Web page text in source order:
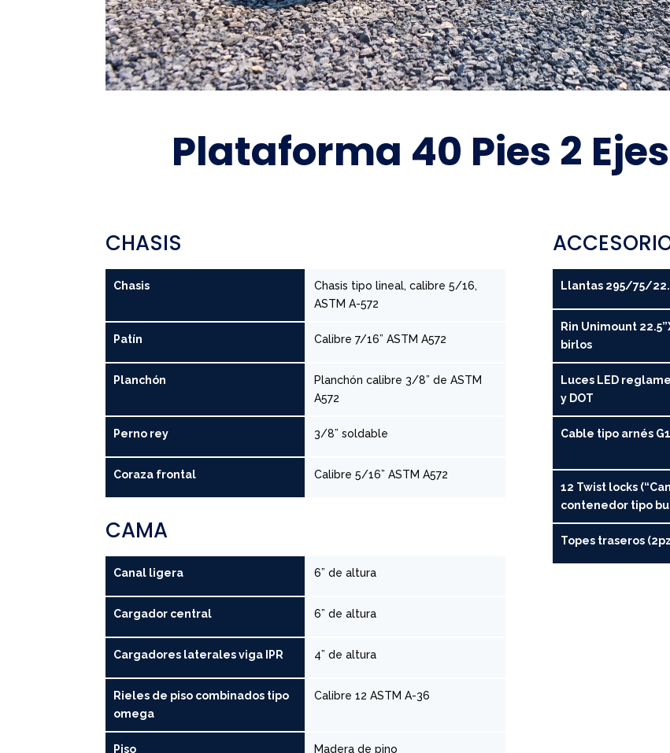
Plataforma 40 Pies 2
CHASIS
Chasis
Patín
Planchón
Perno rey
Coraza frontal
Chasis tipo lineal, calibre 5/16,
ASTM A-572
Calibre 7/16” ASTM A572
Planchón calibre 3/8” de ASTM
A572
3/8” soldable
Calibre 5/16” ASTM A572
CAMA
Canal ligera
Cargador central
Cargadores laterales viga IPR
Rieles de piso combinados tipo
omega
Piso
6” de altura
6” de altura
4” de altura
Calibre 12 ASTM A-36
Madera de pino
Llantas 295/75/
Rin Unimount
birlos
Luces LED
y DOT
Cable tipo arnés
12 Twist locks
contenedor tipo
Topes traseros